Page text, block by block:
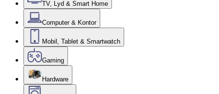
TV, Lyd & Smart Home
Computer & Kontor
Mobil, Tablet & Smartwatch
Gaming
Hardware